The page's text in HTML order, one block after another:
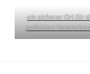
ein sicherer Ort für
geliebten